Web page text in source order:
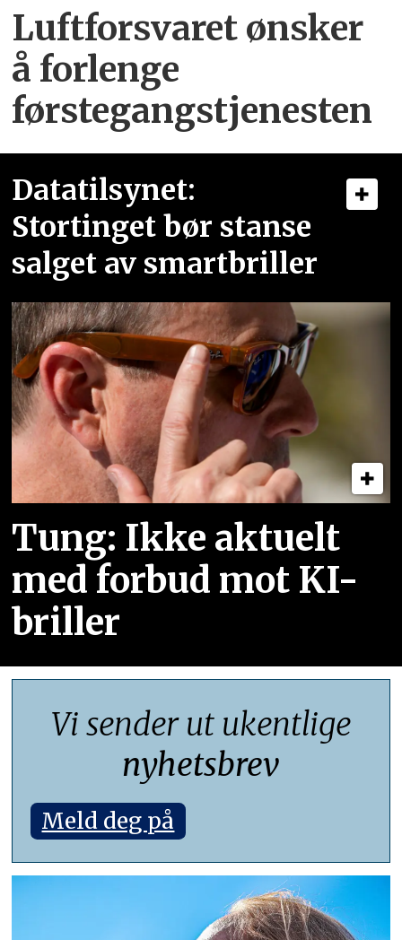
Luftforsvaret ønsker
å forlenge
førstegangstjenesten
Datatilsynet:
Stortinget bør stanse
salget av smartbriller
Tung: Ikke aktuelt
med forbud mot KI-
briller
Vi sender ut ukentlige
nyhetsbrev
Meld deg på